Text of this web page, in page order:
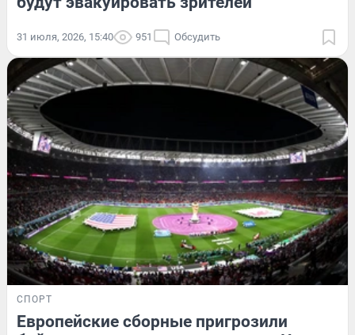
31 июля, 2026, 15:40 951 Обсудить
СПОРТ
Европейские сборные пригрозили